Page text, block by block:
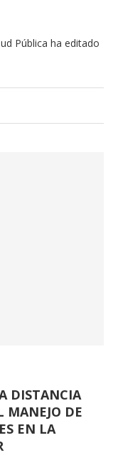
Pública ha editado
DISTANCIA
MANEJO DE
EN LA